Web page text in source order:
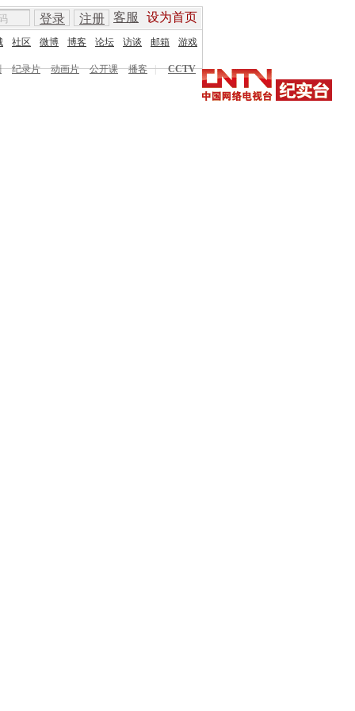
客服 设为首页
登录 注册
社区 微博 博客 论坛 访谈 邮箱 游戏
纪录片 动画片 公开课 播客 | CCTV